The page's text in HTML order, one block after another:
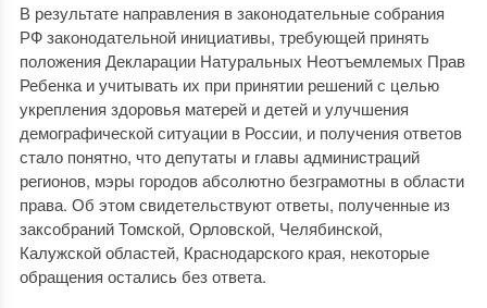
В результате направления в законодательные собрания
РФ законодательной инициативы, требующей принять
положения Декларации Натуральных Неотъемлемых Прав
Ребенка и учитывать их при принятии решений с целью
укрепления здоровья матерей и детей и улучшения
демографической ситуации в России, и получения ответов
стало понятно, что депутаты и главы администраций
регионов, мэры городов абсолютно безграмотны в области
права. Об этом свидетельствуют ответы, полученные из
заксобраний Томской, Орловской, Челябинской,
Калужской областей, Краснодарского края, некоторые
обращения остались без ответа.